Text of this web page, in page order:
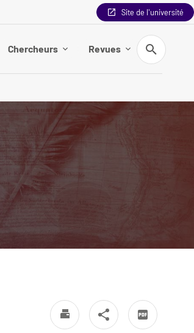
Site de l'université
Chercheurs Revues
Recherche